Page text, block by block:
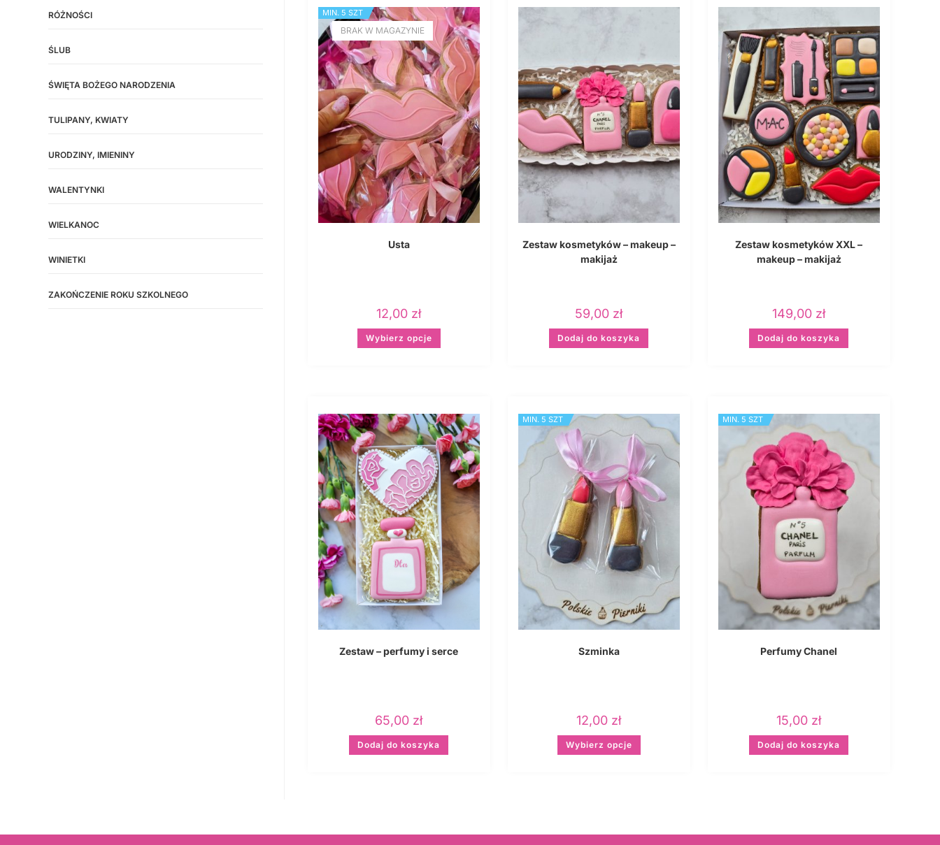
RÓŻNOŚCI
ŚLUB
ŚWIĘTA BOŻEGO NARODZENIA
TULIPANY, KWIATY
URODZINY, IMIENINY
WALENTYNKI
WIELKANOC
WINIETKI
ZAKOŃCZENIE ROKU SZKOLNEGO
MIN. 5 SZT
BRAK W MAGAZYNIE
Usta
12,00 zł
Wybierz opcje
Zestaw kosmetyków – makeup –
makijaż
59,00 zł
Dodaj do koszyka
Zestaw kosmetyków XXL –
makeup – makijaż
149,00 zł
Dodaj do koszyka
Zestaw – perfumy i serce
65,00 zł
Dodaj do koszyka
MIN. 5 SZT
Szminka
12,00 zł
Wybierz opcje
MIN. 5 SZT
Perfumy Chanel
15,00 zł
Dodaj do koszyka